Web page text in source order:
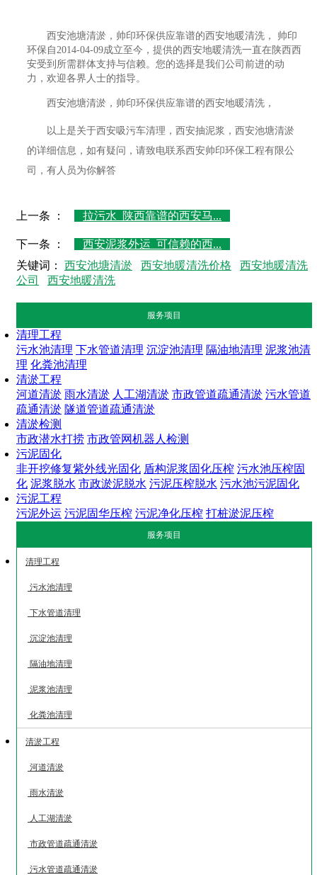
西安池塘清淤，帅印环保供应靠谱的西安地暖清洗， 帅印
环保自2014-04-09成立至今，提供的西安地暖清洗一直在陕西西
安受到所需群体支持与信赖。您的选择是我们公司前进的动
力，欢迎各界人士的指导。
西安池塘清淤，帅印环保供应靠谱的西安地暖清洗，
以上是关于西安吸污车清理，西安抽泥浆，西安池塘清淤
的详细信息，如有疑问，请致电联系西安帅印环保工程有限公
司，有人员为你解答
上一条 ： 拉污水_陕西靠谱的西安马...
下一条 ：
西安泥浆外运_可信赖的西...
关键词： 西安池塘清淤 西安地暖清洗价格
西安地暖清洗
公司
西安地暖清洗
服务项目
清理工程
污水池清理 下水管道清理 沉淀池清理 隔油地清理 泥浆池清
理 化粪池清理
清淤工程
河道清淤 雨水清淤 人工湖清淤 市政管道疏通清淤 污水管道
疏通清淤 隧道管道疏通清淤
清淤检测
市政潜水打捞 市政管网机器人检测
污泥固化
非开挖修复紫外线光固化 盾构泥浆固化压榨 污水池压榨固
化 泥浆脱水 市政淤泥脱水 污泥压榨脱水 污水池污泥固化
污泥工程
污泥外运 污泥固华压榨 污泥净化压榨 打桩淤泥压榨
服务项目
清理工程
污水池清理
下水管道清理
沉淀池清理
隔油地清理
泥浆池清理
化粪池清理
清淤工程
河道清淤
雨水清淤
人工湖清淤
市政管道疏通清淤
污水管道疏通清淤